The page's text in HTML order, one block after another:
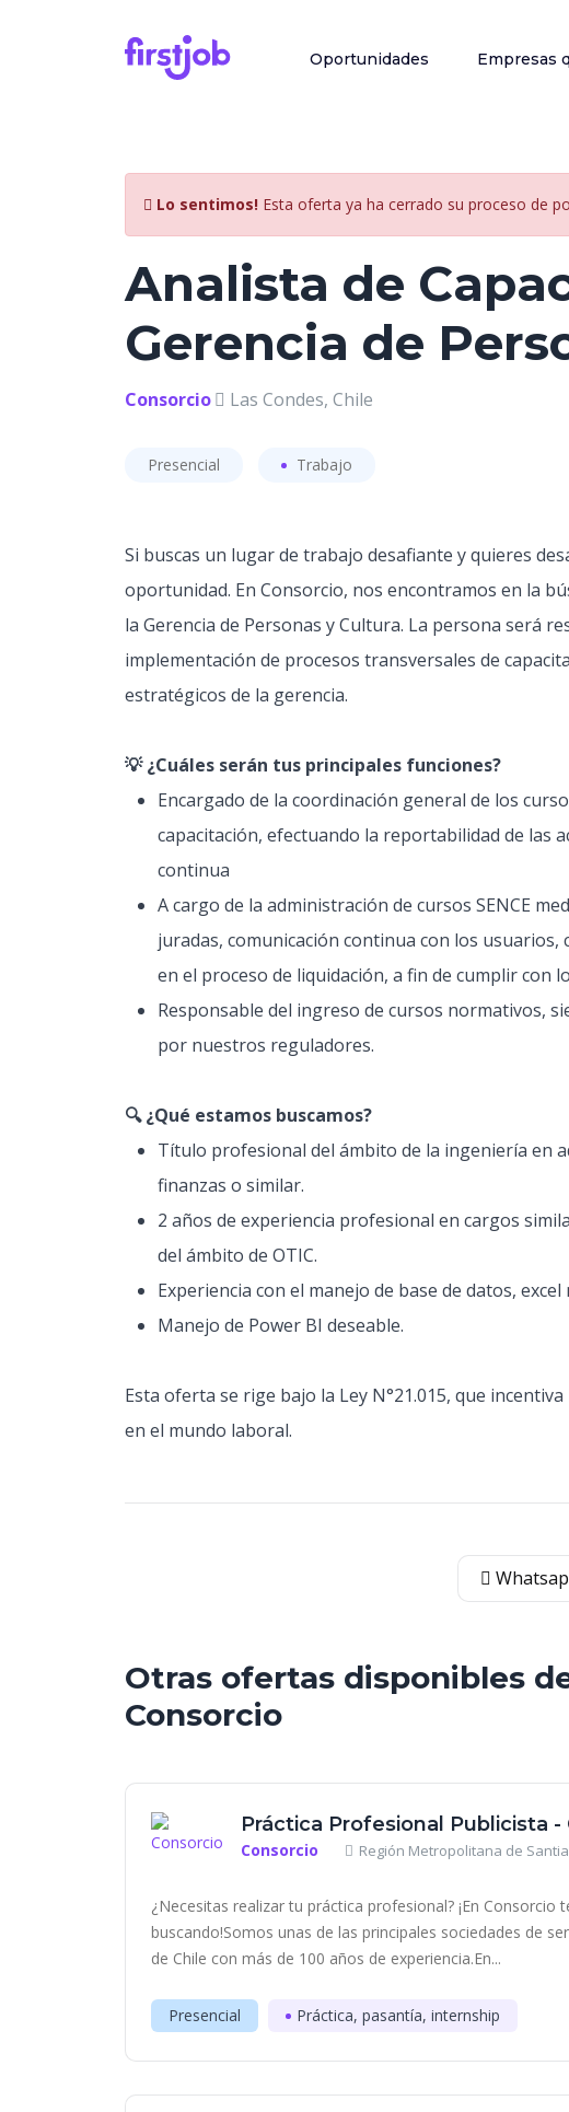
Oportunidades Empresas
Lo sentimos! Esta oferta ya ha cerrado su proceso de
Analista de
Gerencia de
Consorcio Las Condes, Chile
Presencial Trabajo
Si buscas un lugar de trabajo desafiante y quieres
oportunidad. En Consorcio, nos encontramos en la
la Gerencia de Personas y Cultura. La persona será
implementación de procesos transversales de
estratégicos de la gerencia.
💡 ¿Cuáles serán tus principales funciones?
Encargado de la coordinación general de los
capacitación, efectuando la reportabilidad de las
continua
A cargo de la administración de cursos SENCE
juradas, comunicación continua con los
en el proceso de liquidación, a fin de cumplir con
Responsable del ingreso de cursos normativos,
por nuestros reguladores.
🔍 ¿Qué estamos buscamos?
Título profesional del ámbito de la ingeniería en
finanzas o similar.
2 años de experiencia profesional en cargos
del ámbito de OTIC.
Experiencia con el manejo de base de datos, excel
Manejo de Power BI deseable.
Esta oferta se rige bajo la Ley N°21.015, que
en el mundo laboral.
Otras ofertas disponibles
Consorcio
Práctica Profesional Publicista -
Consorcio Región Metropolitana de
¿Necesitas realizar tu práctica profesional? ¡En Consorcio
buscando!Somos unas de las principales sociedades de
de Chile con más de 100 años de experiencia.En...
Presencial Práctica, pasantía, internship